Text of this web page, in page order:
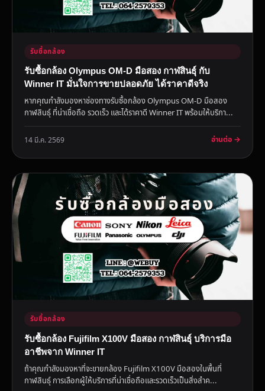
รับซื้อกล้อง
รับซื้อกล้อง Olympus OM-D มือสอง กาฬสินธุ์ กับ
Winner IT มั่นใจการขายปลอดภัย ได้ราคาดีจริง
หากคุณกำลังมองหาช่องทางรับซื้อกล้อง Olympus OM-D มือสอง
กาฬสินธุ์ ที่น่าเชื่อถือ รวดเร็ว และได้ราคาดี Winner IT พร้อมให้บริกา...
14 มี.ค. 2569 อ่านต่อ →
รับซื้อกล้อง
รับซื้อกล้อง Fujifilm X100V มือสอง กาฬสินธุ์ บริการมือ
อาชีพจาก Winner IT
ถ้าคุณกำลังมองหาที่จะขายกล้อง Fujifilm X100V มือสองในพื้นที่
กาฬสินธุ์ การเลือกผู้ให้บริการที่น่าเชื่อถือและรวดเร็วเป็นสิ่งสำค...